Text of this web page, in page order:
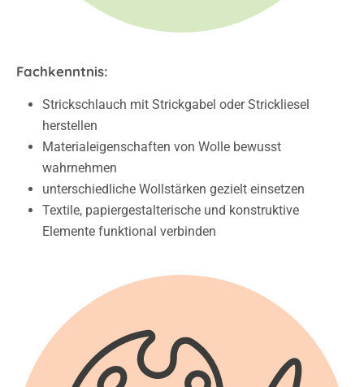
Fachkenntnis:
Strickschlauch mit Strickgabel oder Strickliesel
herstellen
Materialeigenschaften von Wolle bewusst
wahrnehmen
unterschiedliche Wollstärken gezielt einsetzen
Textile, papiergestalterische und konstruktive
Elemente funktional verbinden